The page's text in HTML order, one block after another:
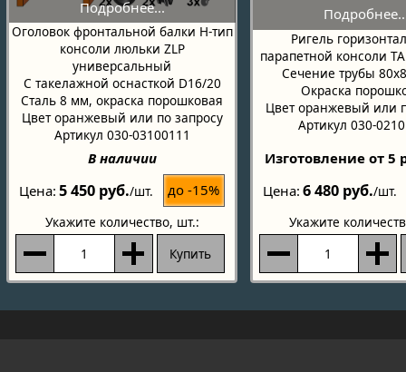
Оголовок фронтальной балки H-тип
консоли люльки ZLP
универсальный
С такелажной оснасткой D16/20
Сталь 8 мм, окраска порошковая
Цвет оранжевый или по запросу
Артикул 030-03100111
В наличии
Цена 5 450 руб./шт. до -15%
Укажите количество, шт.:
Купить
Ригель
парапетной консоли
Сечение трубы
Окраска
Цвет оранжевый или
Артикул 030-
Изготовление от 5
Цена 6 480 руб./шт.
Укажите